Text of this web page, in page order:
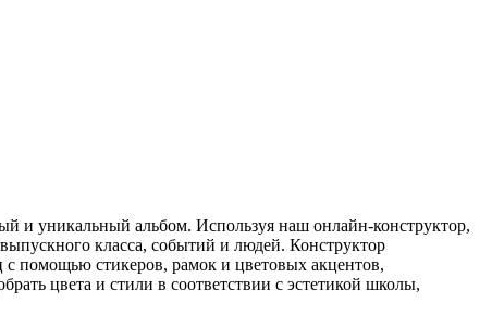
и уникальный альбом. Используя наш онлайн-конструктор,
класса, событий и людей. Конструктор
помощью стикеров, рамок и цветовых акцентов,
цвета и стили в соответствии с эстетикой школы,